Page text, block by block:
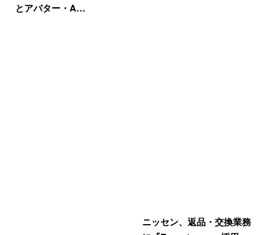
とアバター・A…
ニッセン、返品・交換業務